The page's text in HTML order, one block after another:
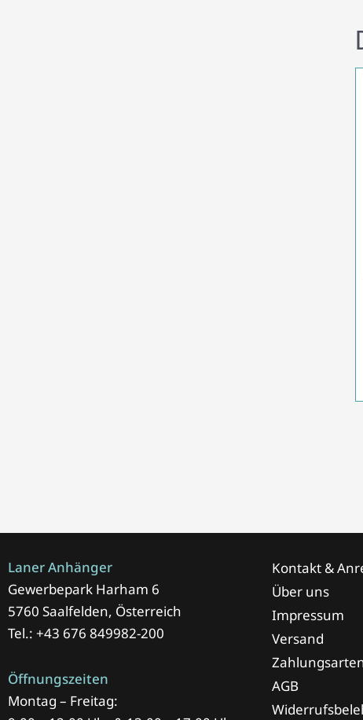
Laner Anhänger
Gewerbepark Harham 6
5760 Saalfelden, Österreich
Tel.: +43 676 849982-200
Öffnungszeiten
Montag – Freitag:
Kontakt &
Über uns
Impressum
Versand
AGB